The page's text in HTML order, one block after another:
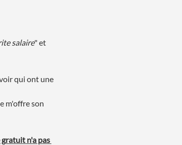
salaire" et
qui ont une
m'offre son
gratuit n'a pas